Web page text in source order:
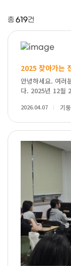
총619건
2025 찾아가는
안녕하세요. 여러
다. 2025년 12월
2026.04.07 기